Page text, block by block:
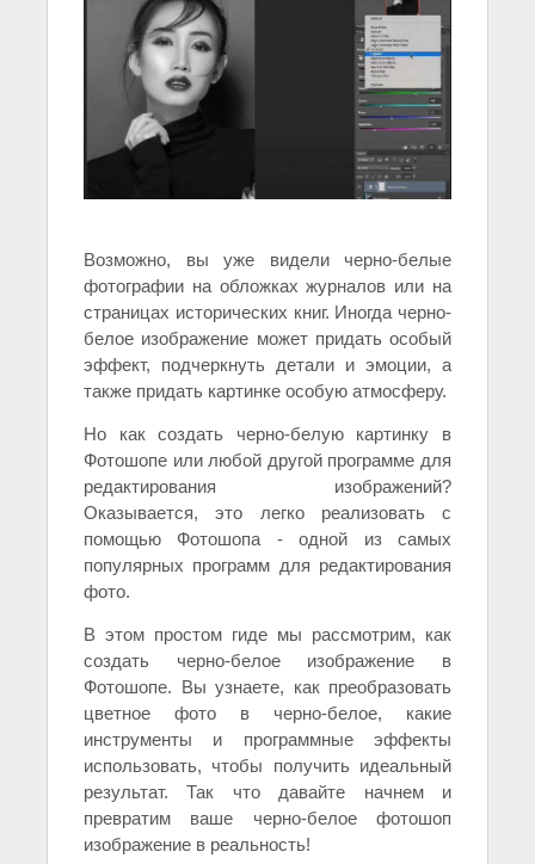
Возможно, вы уже видели черно-белые
фотографии на обложках журналов или на
страницах исторических книг. Иногда черно-
белое изображение может придать особый
эффект, подчеркнуть детали и эмоции, а
также придать картинке особую атмосферу.
Но как создать черно-белую картинку в
Фотошопе или любой другой программе для
редактирования изображений?
Оказывается, это легко реализовать с
помощью Фотошопа - одной из самых
популярных программ для редактирования
фото.
В этом простом гиде мы рассмотрим, как
создать черно-белое изображение в
Фотошопе. Вы узнаете, как преобразовать
цветное фото в черно-белое, какие
инструменты и программные эффекты
использовать, чтобы получить идеальный
результат. Так что давайте начнем и
превратим ваше черно-белое фотошоп
изображение в реальность!